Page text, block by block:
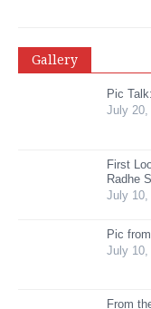
Gallery
Pic
July 20,
First
Radhe
July 10,
Pic
July 10,
From